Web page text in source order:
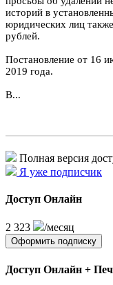
историй в
юридических лиц
рублей.
Постановление от 16
2019 года.
В...
Полная версия
Я уже подписчик
Доступ Онлайн
2 323 /месяц
Оформить подписку
Доступ Онлайн +